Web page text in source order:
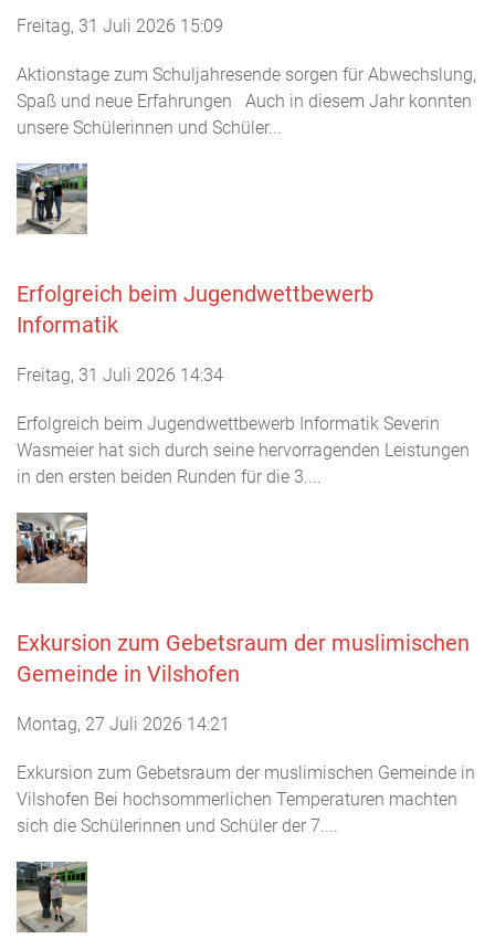
Freitag, 31 Juli 2026 15:09
Aktionstage zum Schuljahresende sorgen für Abwechslung,
Spaß und neue Erfahrungen Auch in diesem Jahr konnten
unsere Schülerinnen und Schüler...
Erfolgreich beim Jugendwettbewerb
Informatik
Freitag, 31 Juli 2026 14:34
Erfolgreich beim Jugendwettbewerb Informatik Severin
Wasmeier hat sich durch seine hervorragenden Leistungen
in den ersten beiden Runden für die 3....
Exkursion zum Gebetsraum der muslimischen
Gemeinde in Vilshofen
Montag, 27 Juli 2026 14:21
Exkursion zum Gebetsraum der muslimischen Gemeinde in
Vilshofen Bei hochsommerlichen Temperaturen machten
sich die Schülerinnen und Schüler der 7....